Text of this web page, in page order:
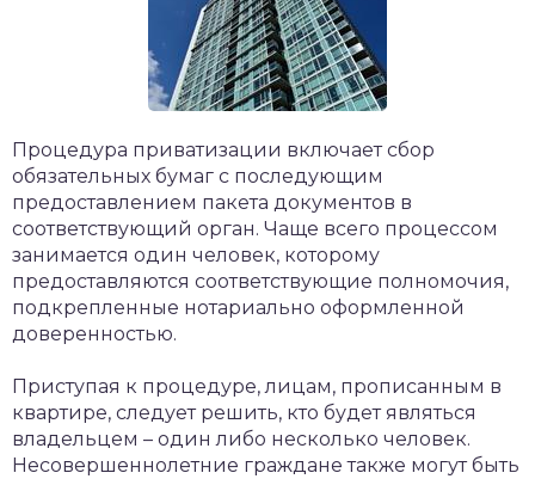
Процедура приватизации включает сбор
обязательных бумаг с последующим
предоставлением пакета документов в
соответствующий орган. Чаще всего процессом
занимается один человек, которому
предоставляются соответствующие полномочия,
подкрепленные нотариально оформленной
доверенностью.
Приступая к процедуре, лицам, прописанным в
квартире, следует решить, кто будет являться
владельцем – один либо несколько человек.
Несовершеннолетние граждане также могут быть